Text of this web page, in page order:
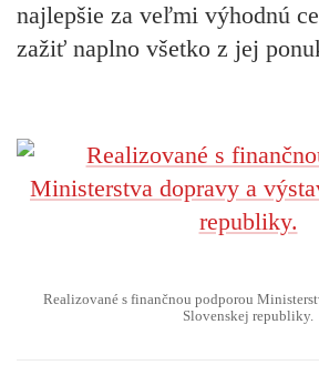
najlepšie za veľmi výhodnú
zažiť naplno všetko z jej
Realizované s finančnou podporou
Slovenskej republiky.